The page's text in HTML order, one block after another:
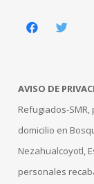
AVISO DE
Refugiados-SMR,
domicilio en
Nezahualcoyotl,
personales